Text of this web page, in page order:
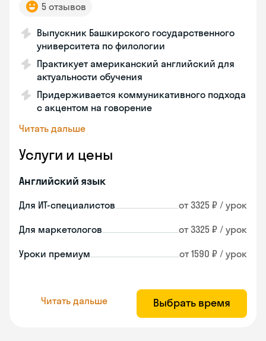
5 отзывов
Выпускник Башкирского государственного
университета по филологии
Практикует американский английский для
актуальности обучения
Придерживается коммуникативного подхода
с акцентом на говорение
Читать дальше
Услуги и цены
Английский язык
Для ИТ-специалистов от 3325 ₽ / урок
Для маркетологов от 3325 ₽ / урок
Уроки премиум от 1590 ₽ / урок
Читать дальше Выбрать время